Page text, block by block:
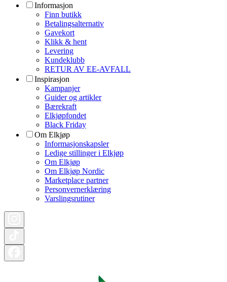
Informasjon
Finn butikk
Betalingsalternativ
Gavekort
Klikk & hent
Levering
Kundeklubb
RETUR AV EE-AVFALL
Inspirasjon
Kampanjer
Guider og artikler
Bærekraft
Elkjøpfondet
Black Friday
Om Elkjøp
Informasjonskapsler
Ledige stillinger i Elkjøp
Om Elkjøp
Om Elkjøp Nordic
Marketplace partner
Personvernerklæring
Varslingsrutiner